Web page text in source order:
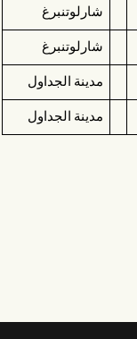
شارلوتنبرغ
شارلوتنبرغ
مدينة الجداول
مدينة الجداول